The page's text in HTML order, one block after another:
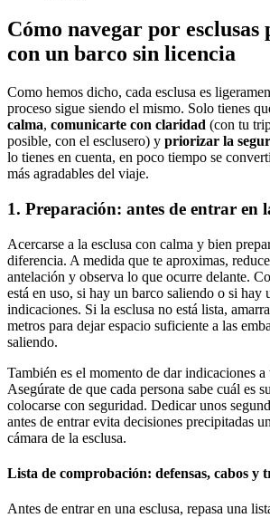
Cómo navegar por esclusas
con un barco sin licencia
Como hemos dicho, cada esclusa es
proceso sigue siendo el mismo. Solo tienes
calma, comunicarte con claridad (con tu
posible, con el esclusero) y priorizar la
lo tienes en cuenta, en poco tiempo se
más agradables del viaje.
1. Preparación: antes de entrar en
Acercarse a la esclusa con calma y bien
diferencia. A medida que te aproximas,
antelación y observa lo que ocurre delante.
está en uso, si hay un barco saliendo o si hay
indicaciones. Si la esclusa no está lista,
metros para dejar espacio suficiente a las
saliendo.
También es el momento de dar indicaciones
Asegúrate de que cada persona sabe cuál es
colocarse con seguridad. Dedicar unos
antes de entrar evita decisiones precipitadas
cámara de la esclusa.
Lista de comprobación: defensas, cabos y
Antes de entrar en una esclusa, repasa una